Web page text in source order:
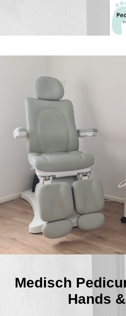
Medisch
Hands